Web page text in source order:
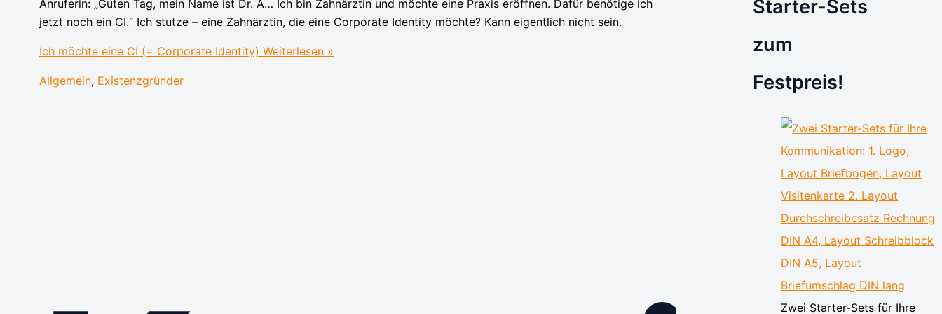
Anruferin: „Guten Tag, mein Name ist Dr. A… Ich bin Zahnärztin und möchte eine Praxis eröffnen. Dafür benötige ich
jetzt noch ein CI.“ Ich stutze – eine Zahnärztin, die eine Corporate Identity möchte? Kann eigentlich nicht sein.
Ich möchte eine CI (= Corporate Identity) Weiterlesen »
Allgemein, Existenzgründer
Starter-Sets
zum
Festpreis!
Zwei Starter-Sets für Ihre